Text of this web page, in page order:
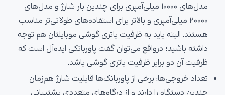
مدل‌های ۱۰۰۰۰ میلی‌آمپری برای چندین بار شارژ و مدل‌های
۲۰۰۰۰ میلی‌آمپری و بالاتر برای استفاده‌های طولانی‌تر مناسب
هستند. البته باید به ظرفیت باتری گوشی موبایلتان هم توجه
داشته باشید؛ درواقع می‌توان گفت پاوربانکی ایده‌آل است که
ظرفیت آن دو برابر ظرفیت باتری گوشی باشد.
تعداد خروجی‌ها: برخی از پاوربانک‌ها قابلیت شارژ هم‌زمان